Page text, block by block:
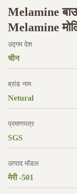
Melamine
Melamine
उद्गम देश
चीन
ब्रांड नाम
Netural
प्रमाणपत्र
SGS
उत्पाद मॉडल
मेरी -501